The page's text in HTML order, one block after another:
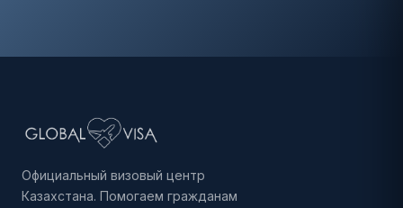
Официальный визовый центр
Казахстана. Помогаем гражданам